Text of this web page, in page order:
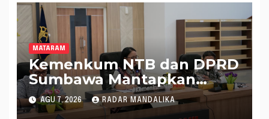
MATARAM
Kemenkum NTB dan DPRD
Sumbawa Mantapkan
Rencana Pembentukan 8
Raperda Inisiatif
AGU 7, 2026 RADAR MANDALIKA